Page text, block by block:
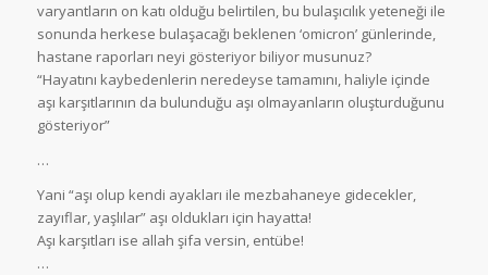
varyantların on katı olduğu belirtilen, bu bulaşıcılık yeteneği ile
sonunda herkese bulaşacağı beklenen ‘omicron’ günlerinde,
hastane raporları neyi gösteriyor biliyor musunuz?
“Hayatını kaybedenlerin neredeyse tamamını, haliyle içinde
aşı karşıtlarının da bulunduğu aşı olmayanların oluşturduğunu
gösteriyor”
…
Yani “aşı olup kendi ayakları ile mezbahaneye gidecekler,
zayıflar, yaşlılar” aşı oldukları için hayatta!
Aşı karşıtları ise allah şifa versin, entübe!
…